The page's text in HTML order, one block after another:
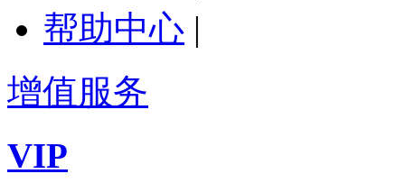
帮助中心 |
增值服务
VIP